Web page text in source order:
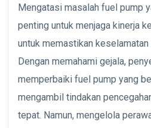
Mengatasi masalah fuel pump
penting untuk menjaga kinerja
untuk memastikan
Dengan memahami gejala,
memperbaiki fuel pump yang
mengambil tindakan
tepat. Namun, mengelola